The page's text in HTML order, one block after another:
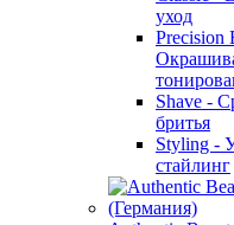
уход
Precision
Shave -
бритья
Styling -
стайлинг